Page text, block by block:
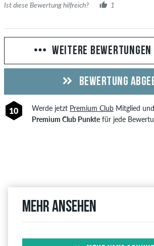
Ist diese Bewertung hilfreich? 1
WEITERE
BEWERTUNG
10 Werde jetzt Premium ClubMitglied
Premium Club Punktefür jede
Mehr ansehen